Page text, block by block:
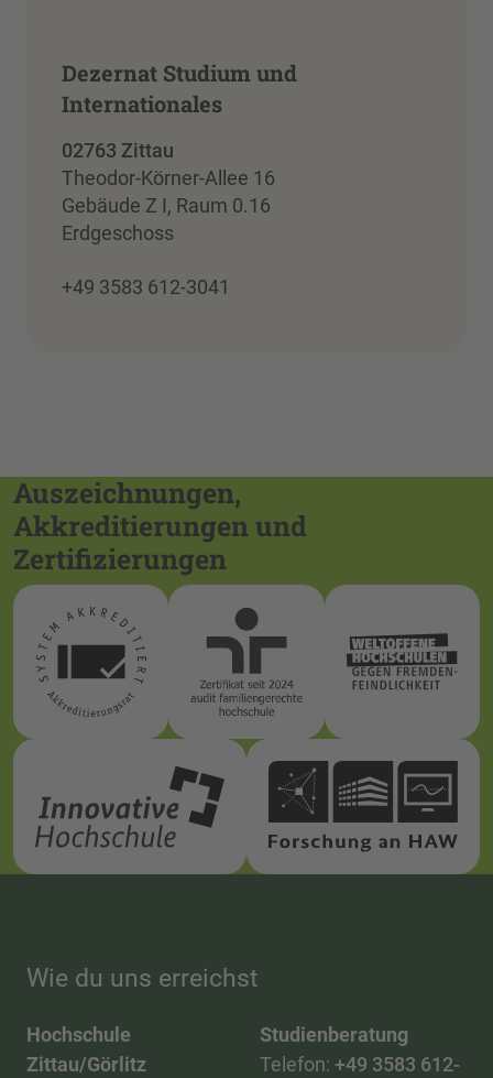
Dezernat Studium und
Internationales
02763 Zittau
Theodor-Körner-Allee 16
Gebäude Z I, Raum 0.16
Erdgeschoss
+49 3583 612-3041
Auszeichnungen,
Akkreditierungen und
Zertifizierungen
Wie du uns erreichst
Hochschule
Zittau/Görlitz
Studienberatung
Telefon: +49 3583 612-